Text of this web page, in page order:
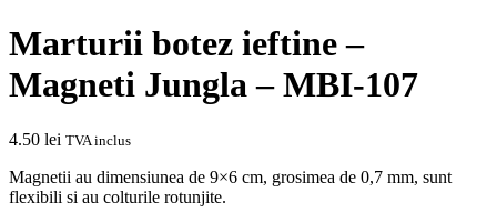
Marturii botez ieftine –
Magneti Jungla – MBI-107
4.50 lei TVA inclus
Magnetii au dimensiunea de 9×6 cm, grosimea de 0,7 mm, sunt
flexibili si au colturile rotunjite.